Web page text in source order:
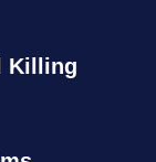
Killing